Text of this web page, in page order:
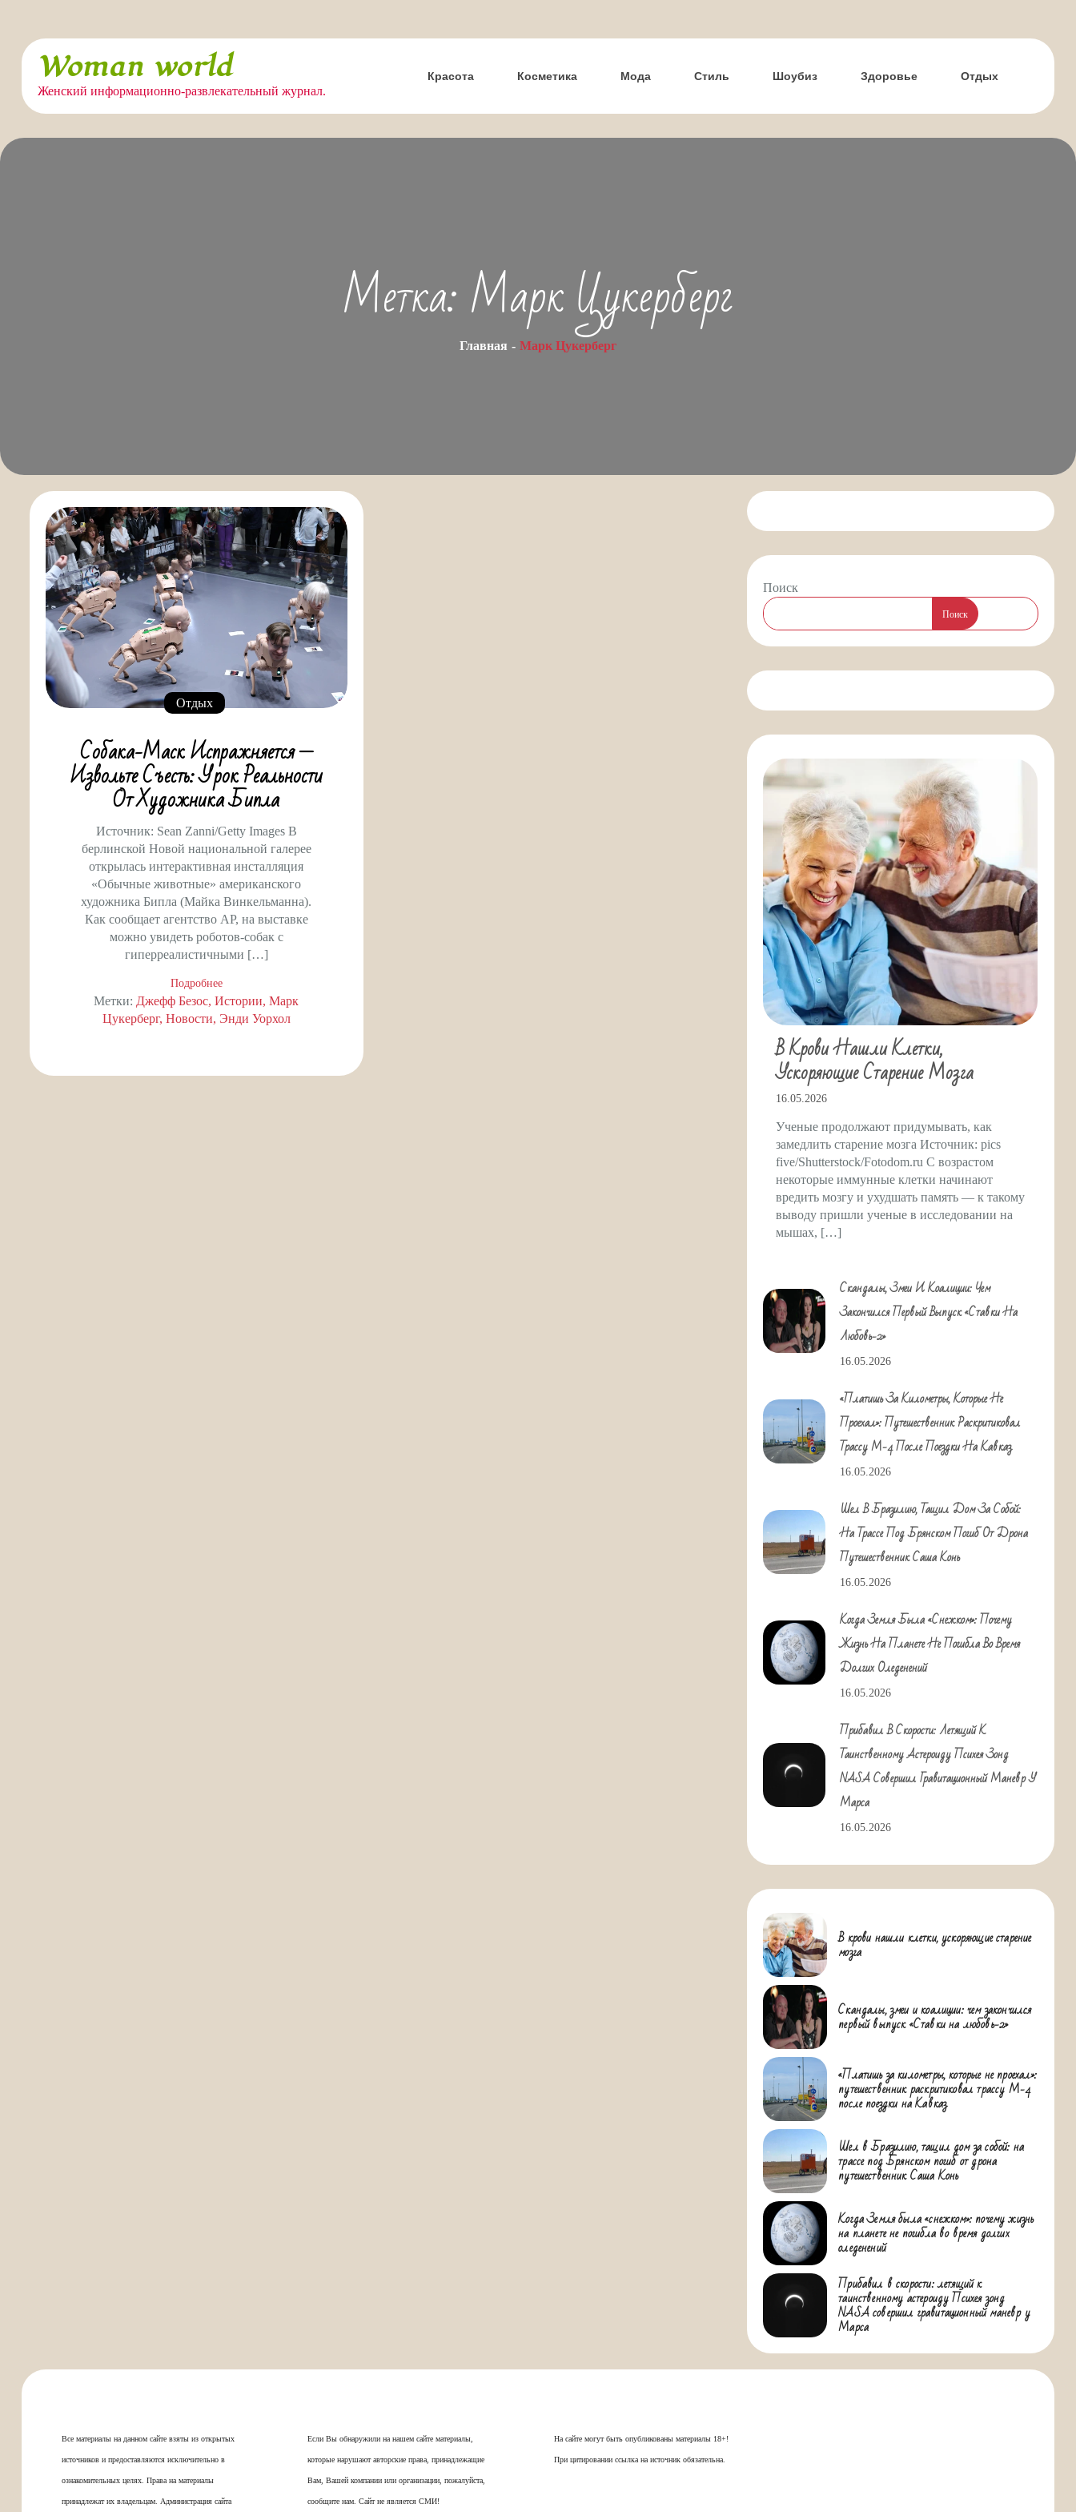
Перейти
содержимомуWoman world
Женский информационно-развлекательный журнал.
Красота Косметика Мода Стиль Шоубиз Здоровье Отдых
Метка:Марк Цукерберг
Главная Марк Цукерберг
Отдых
Собака-Маск Испражняется —
Извольте Съесть: Урок Реальности
От Художника Бипла
Источник: Sean Zanni/Getty Images В
берлинской Новой национальной галерее
открылась интерактивная инсталляция
«Обычные животные» американского
художника Бипла (Майка Винкельманна).
Как сообщает агентство AP, на выставке
можно увидеть роботов-собак с
гиперреалистичными […]
Подробнее
Метки: Джефф Безос Истории Марк
Цукерберг Новости Энди Уорхол
Поиск
Поиск
В Крови Нашли Клетки,
Ускоряющие Старение Мозга
16.05.2026
Ученые продолжают придумывать, как
замедлить старение мозга Источник: pics
five/Shutterstock/Fotodom.ru С возрастом
некоторые иммунные клетки начинают
вредить мозгу и ухудшать память — к такому
выводу пришли ученые в исследовании на
мышах, […]
Скандалы, Змеи И Коалиции: Чем
Закончился Первый Выпуск «Ставки На
Любовь-2»
16.05.2026
«Платишь За Километры, Которые Не
Проехал»: Путешественник Раскритиковал
Трассу М-4 После Поездки На Кавказ
16.05.2026
Шел В Бразилию, Тащил Дом За Собой:
На Трассе Под Брянском Погиб От Дрона
Путешественник Саша Конь
16.05.2026
Когда Земля Была «снежком»: Почему
Жизнь На Планете Не Погибла Во Время
Долгих Оледенений
16.05.2026
Прибавил В Скорости: Летящий К
Таинственному Астероиду Психея Зонд
NASA Совершил Гравитационный Маневр У
Марса
16.05.2026
В крови нашли клетки, ускоряющие старение
мозга
Скандалы, змеи и коалиции: чем закончился
первый выпуск «Ставки на любовь-2»
«Платишь за километры, которые не проехал»:
путешественник раскритиковал трассу М-4
после поездки на Кавказ
Шел в Бразилию, тащил дом за собой: на
трассе под Брянском погиб от дрона
путешественник Саша Конь
Когда Земля была «снежком»: почему жизнь
на планете не погибла во время долгих
оледенений
Прибавил в скорости: летящий к
таинственному астероиду Психея зонд
NASA совершил гравитационный маневр у
Марса
Все материалы на данном сайте взяты из открытых
источников и предоставляются исключительно в
ознакомительных целях. Права на материалы
принадлежат их владельцам. Администрация сайта
Если Вы обнаружили на нашем сайте материалы,
которые нарушают авторские права, принадлежащие
Вам, Вашей компании или организации, пожалуйста,
сообщите нам. Сайт не является СМИ!
На сайте могут быть опубликованы материалы 18+!
При цитировании ссылка на источник обязательна.